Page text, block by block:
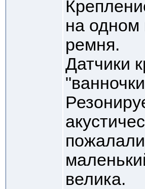
на одном
ремня.
Датчики
велика.